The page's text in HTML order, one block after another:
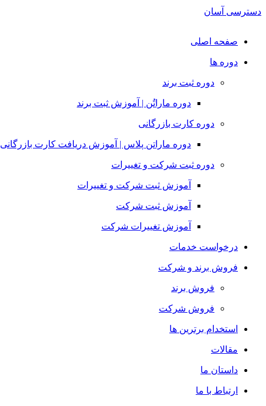
دسترسی آسان
صفحه اصلی
دوره ها
دوره ثبت برند
دوره ماراتُن | آموزش ثبت برند
دوره کارت بازرگانی
دوره ماراتن پلاس | آموزش دریافت کارت بازرگانی
دوره ثبت شرکت و تغییرات
آموزش ثبت شرکت و تغییرات
آموزش ثبت شرکت
آموزش تغییرات شرکت
درخواست خدمات
فروش برند و شرکت
فروش برند
فروش شرکت
استخدام برترین ها
مقالات
داستان ما
ارتباط با ما